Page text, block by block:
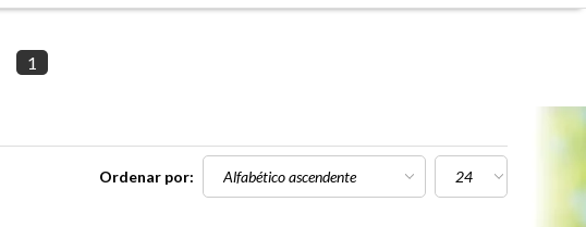
1
Ordenar por: